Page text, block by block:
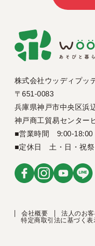
株式会社ウッディプッ
〒651-0083
兵庫県神戸市中央区浜
神戸商工貿易センター
■営業時間 9:00-18:00
■定休日 土・日・祝祭
会社概要
法人のお
特定商取引法に基づく表